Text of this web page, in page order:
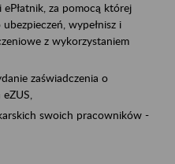
ePłatnik, za pomocą której
wypełnisz i
z wykorzystaniem
zaświadczenia o
swoich pracowników -